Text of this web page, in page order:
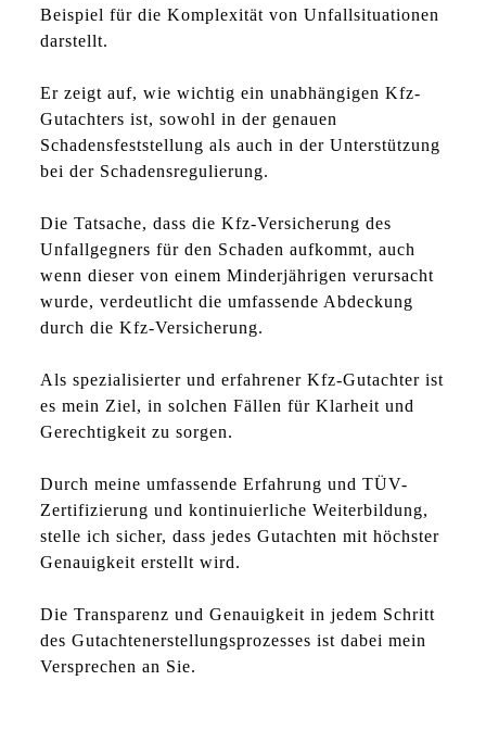
Beispiel für die Komplexität von Unfallsituationen
darstellt.
Er zeigt auf, wie wichtig ein unabhängigen Kfz-
Gutachters ist, sowohl in der genauen
Schadensfeststellung als auch in der Unterstützung
bei der Schadensregulierung.
Die Tatsache, dass die Kfz-Versicherung des
Unfallgegners für den Schaden aufkommt, auch
wenn dieser von einem Minderjährigen verursacht
wurde, verdeutlicht die umfassende Abdeckung
durch die Kfz-Versicherung.
Als spezialisierter und erfahrener Kfz-Gutachter ist
es mein Ziel, in solchen Fällen für Klarheit und
Gerechtigkeit zu sorgen.
Durch meine umfassende Erfahrung und TÜV-
Zertifizierung und kontinuierliche Weiterbildung,
stelle ich sicher, dass jedes Gutachten mit höchster
Genauigkeit erstellt wird.
Die Transparenz und Genauigkeit in jedem Schritt
des Gutachtenerstellungsprozesses ist dabei mein
Versprechen an Sie.